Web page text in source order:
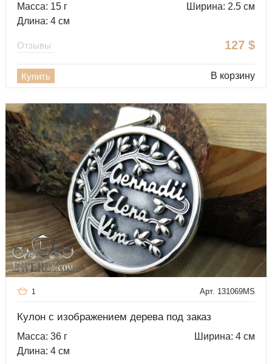
Масса: 15 г
Ширина: 2.5 см
Длина: 4 см
127 $
Отзывы
Купить В корзину
Арт. 131069MS
1
Кулон с изображением дерева под заказ
Масса: 36 г
Ширина: 4 см
Длина: 4 см